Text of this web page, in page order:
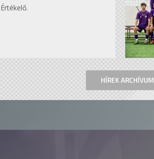
Értékelő.
HÍREK ARCHÍVUM